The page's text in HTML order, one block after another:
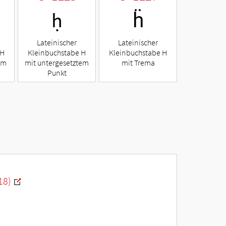
ḥ
Lateinischer
Kleinbuchstabe H
mit untergesetztem
Punkt
ḧ
Lateinischer
Kleinbuchstabe H
mit Trema